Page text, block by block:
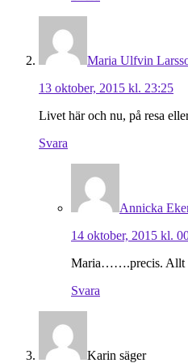
Maria Ulfvin
13 oktober, 2015 kl. 23:25
Livet här och nu, på resa
Svara
Annicka
14 oktober, 2015 kl.
Maria…….precis. Allt
Svara
Karin säger